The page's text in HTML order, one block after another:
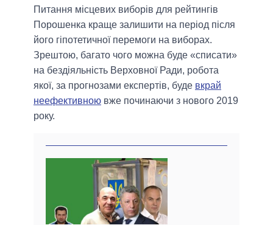
Питання місцевих виборів для рейтингів
Порошенка краще залишити на період після
його гіпотетичної перемоги на виборах.
Зрештою, багато чого можна буде «списати»
на бездіяльність Верховної Ради, робота
якої, за прогнозами експертів, буде вкрай
неефективною вже починаючи з нового 2019
року.